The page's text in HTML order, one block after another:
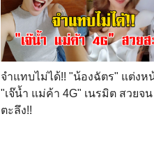
จำแทบไม่ได้!! "น้องฉัตร" แต่งห
"เจ๊น้ำ แม่ค้า 4G" เนรมิต สวยจน
ตะลึง!!